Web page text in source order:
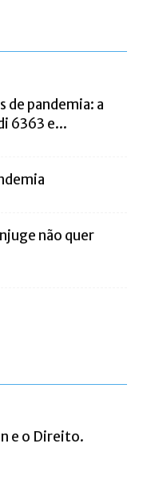
de pandemia: a
6363 e...
não quer
e o Direito.